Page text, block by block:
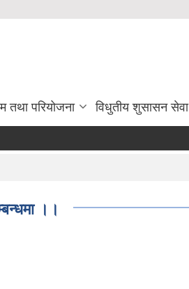
तथा परियोजना विधुतीय शुसासन सेवा
।।